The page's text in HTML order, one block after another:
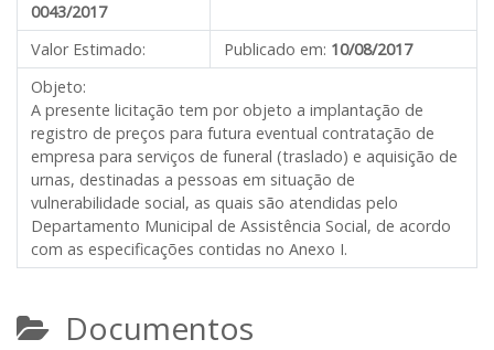
0043/2017
Valor Estimado: Publicado em: 10/08/2017
Objeto:
A presente licitação tem por objeto a implantação de
registro de preços para futura eventual contratação de
empresa para serviços de funeral (traslado) e aquisição de
urnas, destinadas a pessoas em situação de
vulnerabilidade social, as quais são atendidas pelo
Departamento Municipal de Assistência Social, de acordo
com as especificações contidas no Anexo I.
Documentos